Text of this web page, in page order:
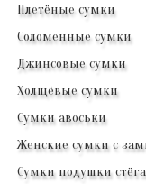
Плетёные сумки
Соломенные сумки
Джинсовые сумки
Холщёвые сумки
Сумки авоськи
Женские сумки с
Сумки подушки